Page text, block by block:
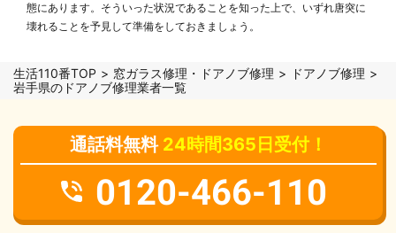
態にあります。そういった状況であることを知った上で、いずれ唐突に
壊れることを予見して準備をしておきましょう。
生活110番TOP 窓ガラス修理・ドアノブ修理
ドアノブ修理
岩手県のドアノブ修理業者一覧
通話料無料 24時間365日受付！
0120-466-110